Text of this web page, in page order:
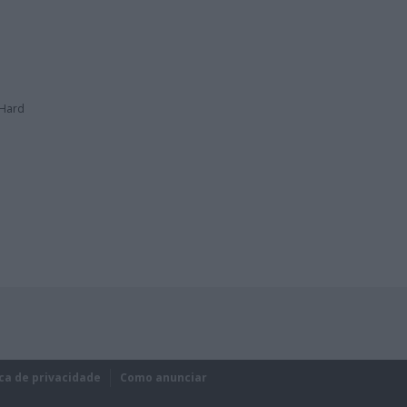
de privacidade Como anunciar